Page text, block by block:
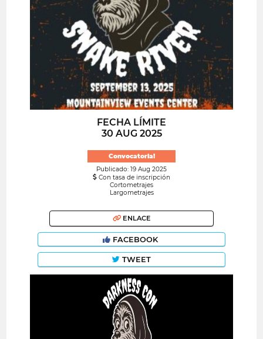
FECHA LÍMITE
30 AUG 2025
Convocatoria!
Publicado: 19 Aug 2025
Con tasa de inscripción
Cortometrajes
Largometrajes
ENLACE
FACEBOOK
TWEET